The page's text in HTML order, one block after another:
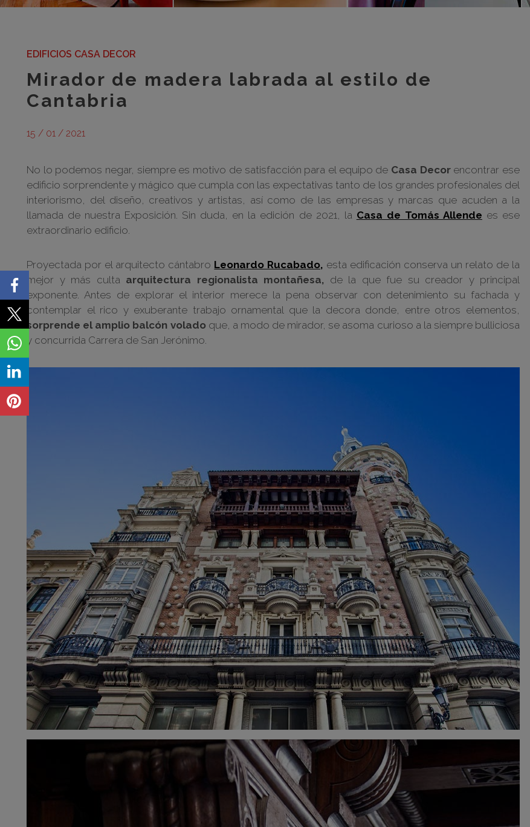
EDIFICIOS CASA DECOR
Mirador de madera labrada al estilo de
Cantabria
15 / 01 / 2021
No lo podemos negar, siempre es motivo de satisfacción para el equipo de Casa Decorencontrar ese
edificio sorprendente y mágico que cumpla con las expectativas tanto de los grandes profesionales del
interiorismo, del diseño, creativos y artistas, así como de las empresas y marcas que acuden a la
llamada de nuestra Exposición. Sin duda, en la edición de 2021, la Casa de Tomás Allende es ese
extraordinario edificio.
Proyectada por el arquitecto cántabro Leonardo Rucabado, esta edificación conserva un relato de la
mejor y más culta arquitectura regionalista montañesa, de la que fue su creador y principal
exponente. Antes de explorar el interior merece la pena observar con detenimiento su fachada y
contemplar el rico y exuberante trabajo ornamental que la decora donde, entre otros elementos,
sorprende el amplio balcón voladoque, a modo de mirador, se asoma curioso a la siempre bulliciosa
y concurrida Carrera de San Jerónimo.